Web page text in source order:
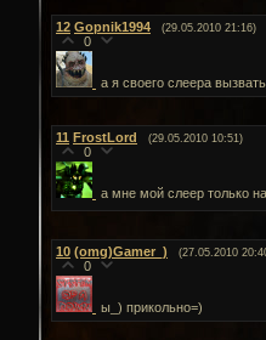
12 Gopnik1994 (29.05.2010 21:16)
0
а я своего слеера
11 FrostLord (29.05.2010 10:51)
0
а мне мой слеер только
10 (omg)Gamer_) (27.05.2010
0
ы_) прикольно=)